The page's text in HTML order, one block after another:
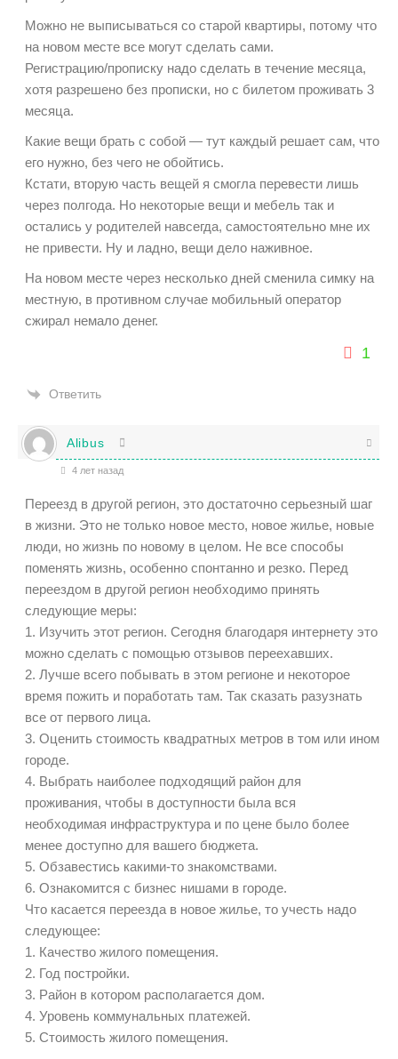
Можно не выписываться со старой квартиры, потому что
на новом месте все могут сделать сами.
Регистрацию/прописку надо сделать в течение месяца,
хотя разрешено без прописки, но с билетом проживать 3
месяца.
Какие вещи брать с собой — тут каждый решает сам, что
его нужно, без чего не обойтись.
Кстати, вторую часть вещей я смогла перевести лишь
через полгода. Но некоторые вещи и мебель так и
остались у родителей навсегда, самостоятельно мне их
не привести. Ну и ладно, вещи дело наживное.
На новом месте через несколько дней сменила симку на
местную, в противном случае мобильный оператор
сжирал немало денег.
1
Ответить
Alibus
4 лет назад
Переезд в другой регион, это достаточно серьезный шаг
в жизни. Это не только новое место, новое жилье, новые
люди, но жизнь по новому в целом. Не все способы
поменять жизнь, особенно спонтанно и резко. Перед
переездом в другой регион необходимо принять
следующие меры:
1. Изучить этот регион. Сегодня благодаря интернету это
можно сделать с помощью отзывов переехавших.
2. Лучше всего побывать в этом регионе и некоторое
время пожить и поработать там. Так сказать разузнать
все от первого лица.
3. Оценить стоимость квадратных метров в том или ином
городе.
4. Выбрать наиболее подходящий район для
проживания, чтобы в доступности была вся
необходимая инфраструктура и по цене было более
менее доступно для вашего бюджета.
5. Обзавестись какими-то знакомствами.
6. Ознакомится с бизнес нишами в городе.
Что касается переезда в новое жилье, то учесть надо
следующее:
1. Качество жилого помещения.
2. Год постройки.
3. Район в котором располагается дом.
4. Уровень коммунальных платежей.
5. Стоимость жилого помещения.